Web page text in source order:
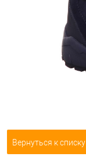
Вернуться к списку